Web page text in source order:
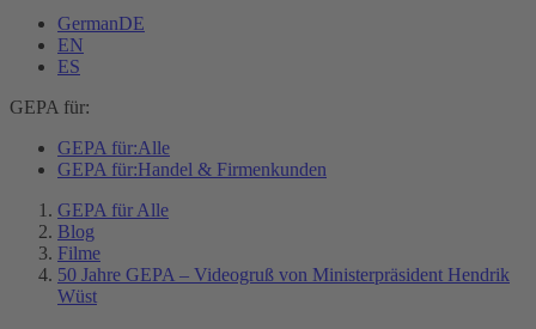
GermanDE
EN
ES
GEPA für:
GEPA für:Alle
GEPA für:Handel & Firmenkunden
GEPA für Alle
Blog
Filme
50 Jahre GEPA – Videogruß von Ministerpräsident Hendrik
Wüst